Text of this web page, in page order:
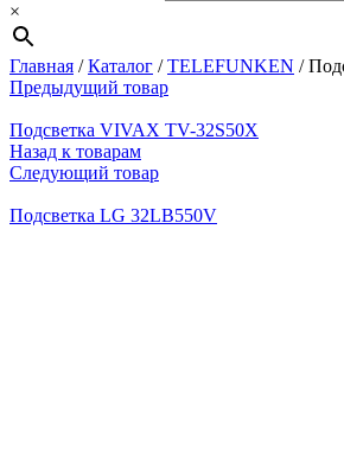
×
Главная /Каталог /TELEFUNKEN /
Предыдущий товар
Подсветка VIVAX TV-32S50X
Назад к товарам
Следующий товар
Подсветка LG 32LB550V